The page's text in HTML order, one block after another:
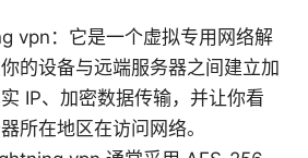
vpn：它是一个虚拟专用网络解
的设备与远端服务器之间建立加
IP、加密数据传输，并让你看
所在地区在访问网络。